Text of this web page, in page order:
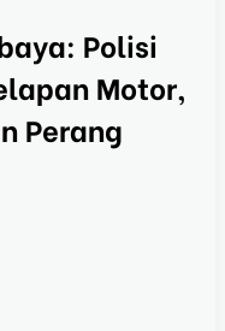
Polisi
Motor,
Perang